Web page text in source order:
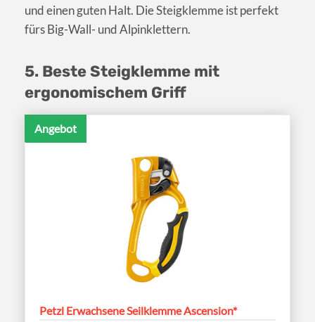
und einen guten Halt. Die Steigklemme ist perfekt
fürs Big-Wall- und Alpinklettern.
5. Beste Steigklemme mit
ergonomischem Griff
Angebot
Petzl Erwachsene Seilklemme Ascension*